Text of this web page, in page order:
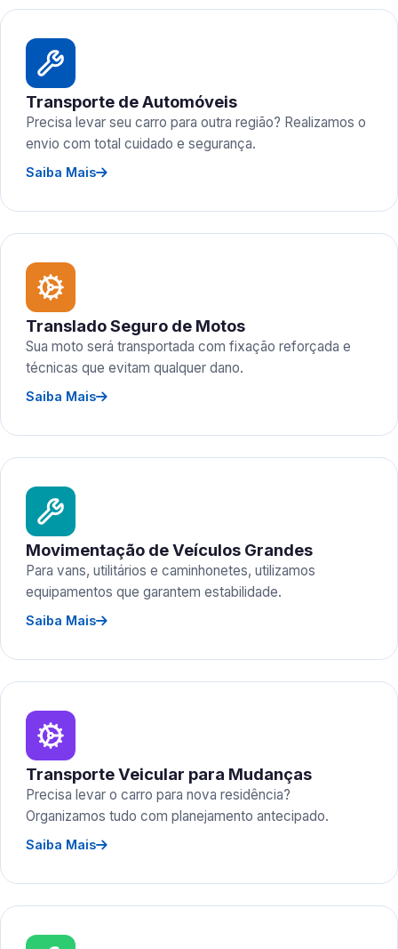
Transporte de Automóveis
Precisa levar seu carro para outra região? Realizamos o
envio com total cuidado e segurança.
Saiba Mais
Translado Seguro de Motos
Sua moto será transportada com fixação reforçada e
técnicas que evitam qualquer dano.
Saiba Mais
Movimentação de Veículos Grandes
Para vans, utilitários e caminhonetes, utilizamos
equipamentos que garantem estabilidade.
Saiba Mais
Transporte Veicular para Mudanças
Precisa levar o carro para nova residência?
Organizamos tudo com planejamento antecipado.
Saiba Mais